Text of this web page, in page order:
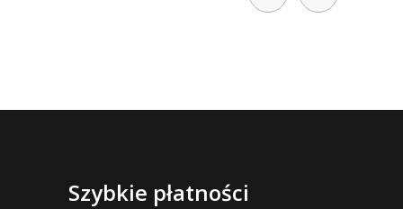
Szybkie płatności